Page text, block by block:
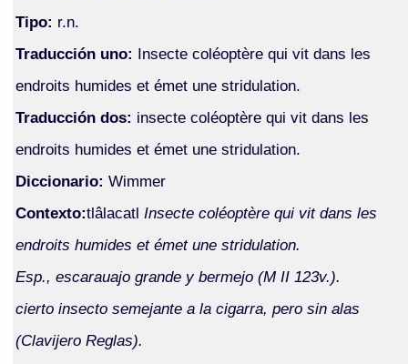
Tipo: r.n.
Traducción uno: Insecte coléoptère qui vit dans les
endroits humides et émet une stridulation.
Traducción dos: insecte coléoptère qui vit dans les
endroits humides et émet une stridulation.
Diccionario: Wimmer
Contexto:tlâlacatl Insecte coléoptère qui vit dans les
endroits humides et émet une stridulation.
Esp., escarauajo grande y bermejo (M II 123v.).
cierto insecto semejante a la cigarra, pero sin alas
(Clavijero Reglas).